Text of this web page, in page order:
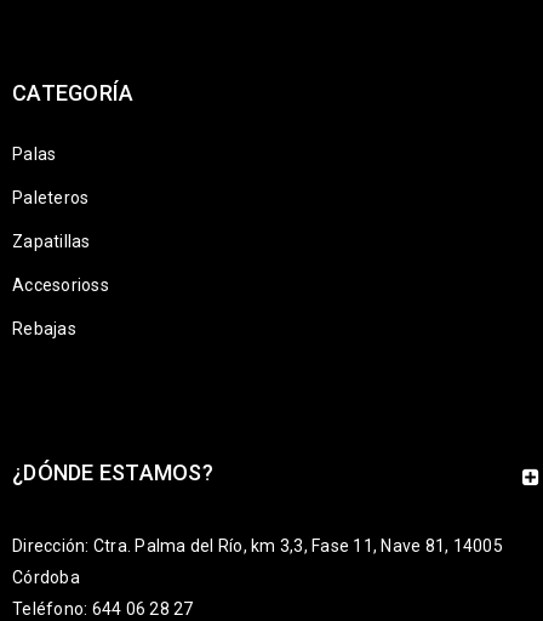
CATEGORÍA
Palas
Paleteros
Zapatillas
Accesorioss
Rebajas
¿DÓNDE ESTAMOS?
Dirección: Ctra. Palma del Río, km 3,3, Fase 11, Nave 81, 14005
Córdoba
Teléfono: 644 06 28 27